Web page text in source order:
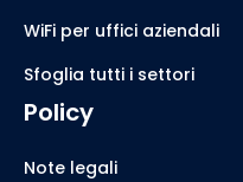
WiFi per uffici aziendali
Sfoglia tutti i settori
Policy
Note legali